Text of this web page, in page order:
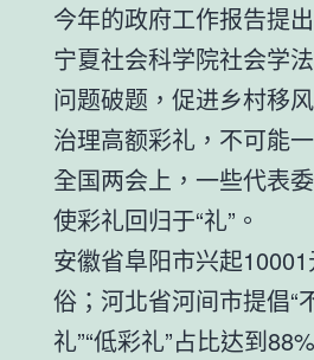
今年的政府工作报告提
宁夏社会科学院社会学
问题破题，促进乡村移
治理高额彩礼，不可能
全国两会上，一些代表
使彩礼回归于“礼”。
安徽省阜阳市兴起
俗；河北省河间市提倡“
礼”“低彩礼”占比达到